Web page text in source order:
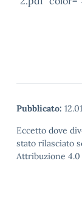
Pubblicato:
Eccetto dove
stato rilasciato
Attribuzione 4.0